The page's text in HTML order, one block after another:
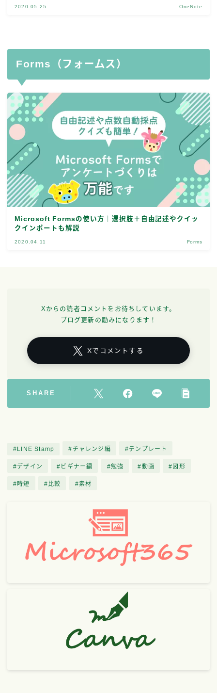
2020.05.25 OneNote
Forms（フォームス）
Microsoft Formsの使い方｜選択肢＋自由記述やクイッ
クインポートも解説
2020.04.11 Forms
Xからの読者コメントをお待ちしています。
ブログ更新の励みになります！
Xでコメントする
SHARE
LINE Stamp チャレンジ編 テンプレート
デザイン ビギナー編 勉強 動画 図形
時短 比較 素材